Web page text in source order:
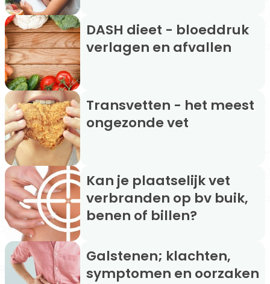
DASH dieet - bloeddruk
verlagen en afvallen
Transvetten - het meest
ongezonde vet
Kan je plaatselijk vet
verbranden op bv buik,
benen of billen?
Galstenen; klachten,
symptomen en oorzaken